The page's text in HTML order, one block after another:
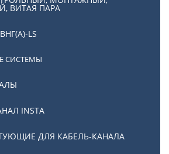
ВИТАЯ ПАРА
LS
СИСТЕМЫ
INSTA
ДЛЯ КАБЕЛЬ-КАНАЛА